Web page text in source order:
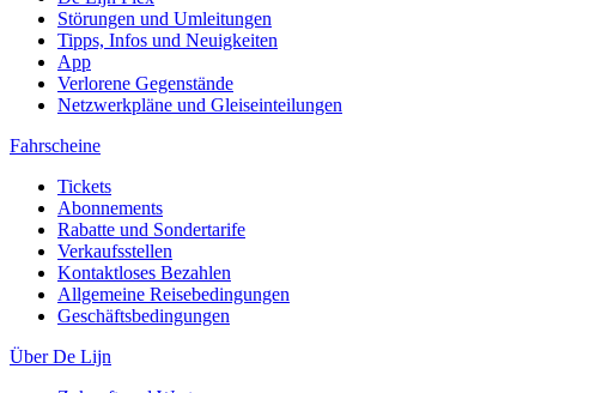
Störungen und Umleitungen
Tipps, Infos und Neuigkeiten
App
Verlorene Gegenstände
Netzwerkpläne und Gleiseinteilungen
Fahrscheine
Tickets
Abonnements
Rabatte und Sondertarife
Verkaufsstellen
Kontaktloses Bezahlen
Allgemeine Reisebedingungen
Geschäftsbedingungen
Über De Lijn